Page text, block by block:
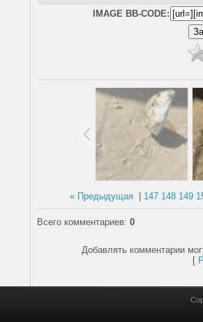
IMAGE BB-CODE:
« Предыдущая 147 148 149
Всего комментариев: 0
Добавлять комментарии
[